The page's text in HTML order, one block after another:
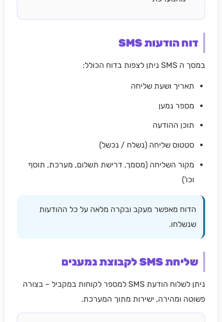
דוח הודעות SMS
במסך ה SMS ניתן לצפות בדוח הכולל:
תאריך ושעת שליחה
מספר נמען
תוכן ההודעה
סטטוס שליחה (נשלח / נכשל)
מקור השליחה (מסמך, דרישת תשלום, מערכת, תוסף
וכו')
הדוח מאפשר מעקב ובקרה מלאה על כל ההודעות
שנשלחו.
שליחת SMS לקבוצת נמענים
ניתן לשלוח הודעת SMS למספר לקוחות במקביל – בצורה
פשוטה ומהירה, ישירות מתוך המערכת.